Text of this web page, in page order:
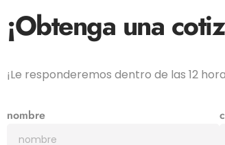
¡Obtenga una
¡Le responderemos dentro de las 12
nombre